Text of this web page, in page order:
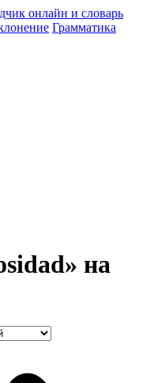
Грамматика
на